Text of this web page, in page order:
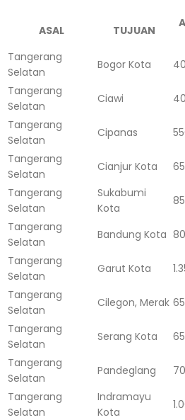
ASAL TUJUAN
Tangerang
Selatan
Bogor Kota
Tangerang
Selatan
Ciawi
Tangerang
Selatan
Cipanas
Tangerang
Selatan
Cianjur Kota
Tangerang
Selatan
Sukabumi
Kota
Tangerang
Selatan
Bandung Kota
Tangerang
Selatan
Garut Kota
Tangerang
Selatan
Cilegon, Merak
Tangerang
Selatan
Serang Kota
Tangerang
Selatan
Pandeglang
Tangerang
Selatan
Indramayu
Kota